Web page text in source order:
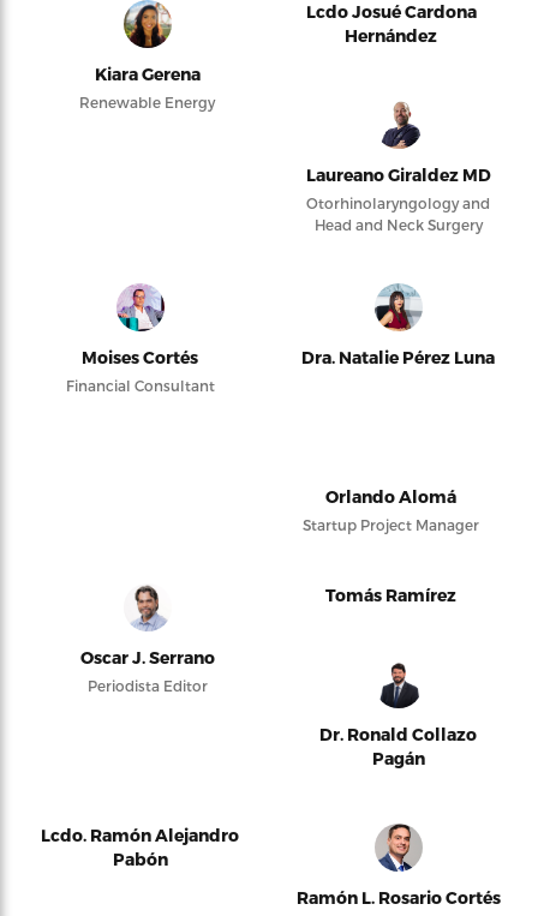
Kiara Gerena
Renewable Energy
Lcdo Josué Cardona
Hernández
Laureano Giraldez MD
Otorhinolaryngology and
Head and Neck Surgery
Moises Cortés
Financial Consultant
Dra. Natalie Pérez Luna
Orlando Alomá
Startup Project Manager
Oscar J. Serrano
Periodista Editor
Tomás Ramírez
Dr. Ronald Collazo
Pagán
Lcdo. Ramón Alejandro
Pabón
Ramón L. Rosario Cortés